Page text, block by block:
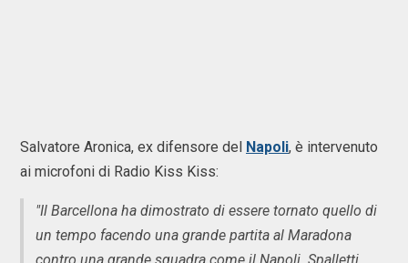
Salvatore Aronica, ex difensore del Napoli, è intervenuto
ai microfoni di Radio Kiss Kiss:
"Il Barcellona ha dimostrato di essere tornato quello di
un tempo facendo una grande partita al Maradona